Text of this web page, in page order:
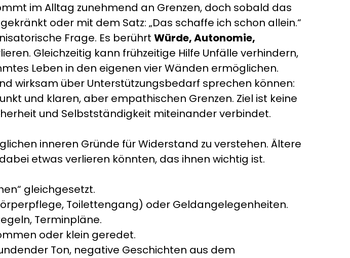
im Alltag zunehmend an Grenzen, doch sobald das
oder mit dem Satz: „Das schaffe ich schon allein.“
Frage. Es berührt Würde, Autonomie,
Gleichzeitig kann frühzeitige Hilfe Unfälle verhindern,
Leben in den eigenen vier Wänden ermöglichen.
wirksam über Unterstützungsbedarf sprechen können:
und klaren, aber empathischen Grenzen. Ziel ist keine
und Selbstständigkeit miteinander verbindet.
inneren Gründe für Widerstand zu verstehen. Ältere
etwas verlieren könnten, das ihnen wichtig ist.
gleichgesetzt.
Toilettengang) oder Geldangelegenheiten.
Terminpläne.
oder klein geredet.
Ton, negative Geschichten aus dem